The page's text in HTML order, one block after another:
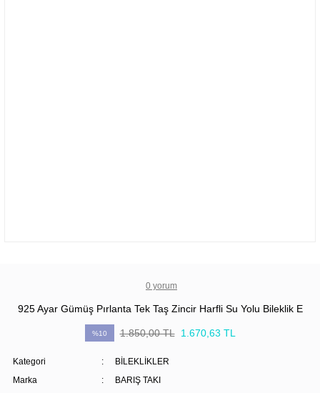
0 yorum
925 Ayar Gümüş Pırlanta Tek Taş Zincir Harfli Su Yolu Bileklik E
%10 1.850,00 TL 1.670,63 TL
Kategori
BİLEKLİKLER
Marka
BARIŞ TAKI